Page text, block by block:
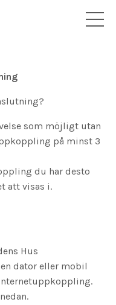
som möjligt utan
på minst 3
du har desto
att visas i.
Hus
dator eller mobil